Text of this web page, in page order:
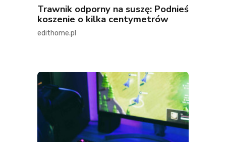
Trawnik odporny na suszę: Podnieś
koszenie o kilka centymetrów
edithome.pl